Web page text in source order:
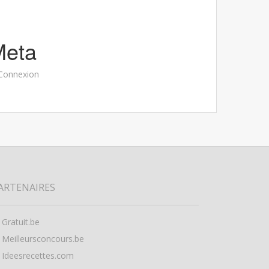
Gratuit.be
Meilleursconcours.be
Ideesrecettes.com